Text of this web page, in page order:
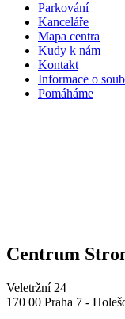
Parkování
Kanceláře
Mapa centra
Kudy k nám
Kontakt
Informace o
Pomáháme
Centrum
Veletržní 24
170 00 Praha 7 -